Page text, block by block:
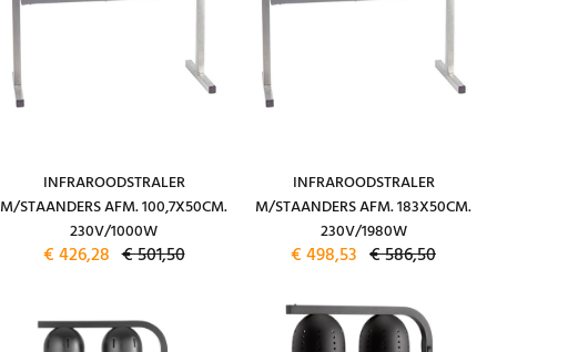
INFRAROODSTRALER
M/STAANDERS AFM. 100,7X50CM.
230V/1000W
€ 426,28 € 501,50
INFRAROODSTRALER
M/STAANDERS AFM. 183X50CM.
230V/1980W
€ 498,53 € 586,50